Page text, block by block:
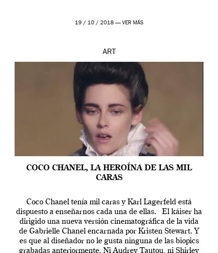
19 / 10 / 2018 — VER MÁS
ART
COCO CHANEL, LA HEROÍNA DE LAS MIL
CARAS
Coco Chanel tenía mil caras y Karl Lagerfeld está
dispuesto a enseñarnos cada una de ellas. El káiser ha
dirigido una nueva versión cinematográfica de la vida
de Gabrielle Chanel encarnada por Kristen Stewart. Y
es que al diseñador no le gusta ninguna de las biopics
grabadas anteriormente. Ni Audrey Tautou, ni Shirley